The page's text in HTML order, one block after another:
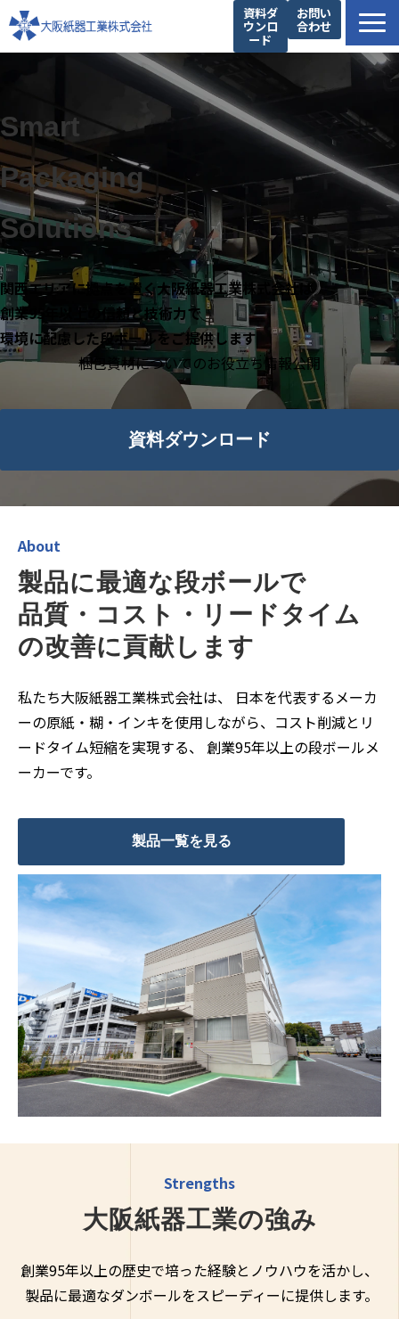
資料ダ
ウンロ
ード
お問い
合わせ
製品一覧
私たちの強み
お役立ち情報
企業情報
Smart
Packaging
Solutions
関西エリアに拠点を置く大阪紙器工業株式会社は
創業95年以上の信頼と技術力で
環境に配慮した段ボールをご提供します
梱包資材についてのお役立ち情報公開
資料ダウンロード
About
製品に最適な段ボールで
品質・コスト・リードタイム
の改善に貢献します
私たち大阪紙器工業株式会社は、
日本を代表するメーカ
ーの原紙・糊・インキを使用しながら、コスト削減とリ
ードタイム短縮を実現する、
創業95年以上の段ボールメ
ーカーです。
製品一覧を見る
Strengths
大阪紙器工業の強み
創業95年以上の歴史で培った経験とノウハウを活かし、
製品に最適なダンボールをスピーディーに提供します。